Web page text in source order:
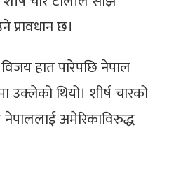
प्रावधान छ।
हात पारेपछि नेपाल
उक्लेको थियो। शीर्ष चारको
नेपाललाई अमेरिकाविरुद्ध